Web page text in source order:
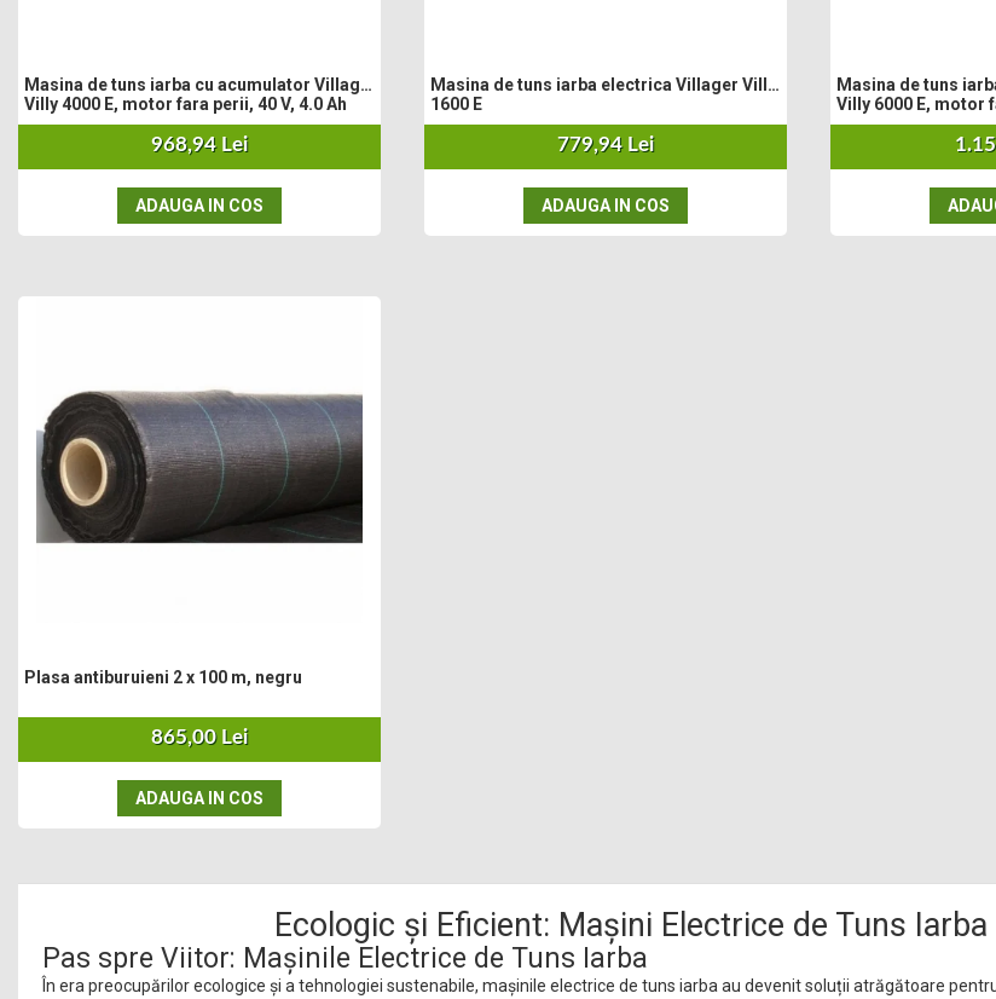
Cositori
Tocatoare agricole
Articole Electrice
Plafoniere
Ciocane rotopercutoare
Plase Gard
Plasa sarma galvanizata zincata
Plasa sarma rabit
Sarma moale neagra pentru fierari si
Plase anti pasari
Plase pentru castraveti
Mobilier PVC
Mobilier din PVC pentru casă
Mobilier PVC pentru grădină
Butoaie Pentru Vin
Garduri
Masina de tuns iarba cu acumulator Villager
Villy 4000 E, motor fara perii, 40 V, 4.0 Ah
968,94 Lei
ADAUGA IN COS
Masina de tuns iarba electrica Villager Villy
1600 E
779,94 Lei
ADAUGA IN COS
Masina de tuns
Villy 6000 E, motor
Plasa antiburuieni 2 x 100 m, negru
865,00 Lei
ADAUGA IN COS
Ecologic și Eficient: Mașini Electrice de Tuns
Pas spre Viitor: Mașinile Electrice de Tuns Iarba
În era preocupărilor ecologice și a tehnologiei sustenabile, mașinile electrice de tuns iarba au devenit soluții atrăgătoare